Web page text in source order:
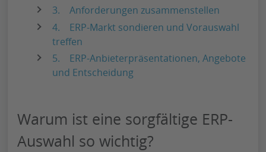
3. Anforderungen zusammenstellen
4. ERP-Markt sondieren und Vorauswahl
treffen
5. ERP-Anbieterpräsentationen, Angebote
und Entscheidung
Warum ist eine sorgfältige ERP-
Auswahl so wichtig?